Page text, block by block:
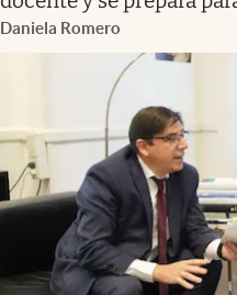
Daniela Romero